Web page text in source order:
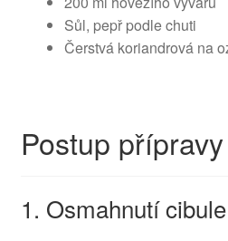
Sůl, pepř podle chuti
Čerstvá koriandrová na
Postup přípravy
1. Osmahnutí